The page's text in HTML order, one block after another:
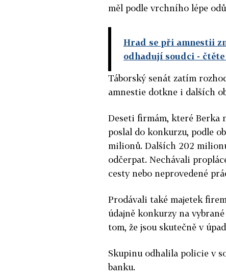
měl podle vrchního lépe
Hrad se při amnestii
odhadují soudci - čtěte
Táborský senát zatím
amnestie dotkne i dalších
Deseti firmám, které Berka
poslal do konkurzu, podle
milionů. Dalších 202
odčerpat. Nechávali
cesty nebo neprovedené
Prodávali také majetek
údajně konkurzy na
tom, že jsou skutečně v
Skupinu odhalila policie v
banku.